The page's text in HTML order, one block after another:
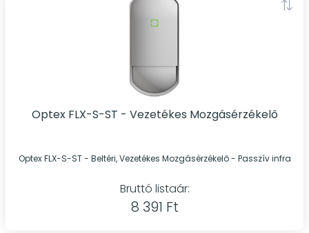
Optex FLX-S-ST - Vezetékes Mozgásérzékelő
Optex FLX-S-ST - Beltéri, Vezetékes Mozgásérzékelő - Passzív infra
Bruttó listaár:
8 391 Ft